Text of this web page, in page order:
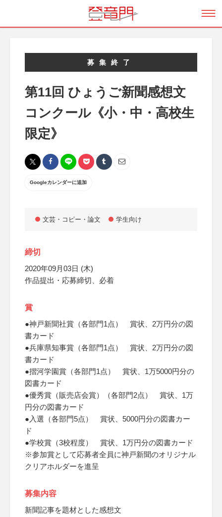
募集終了
第11回 ひょうご新聞感想文
コンクール《小・中・高校生
限定》
Googleカレンダーに追加
文芸・コピー・論文 学生向け
締切
2020年09月03日 (木)
作品提出・応募締切、必着
賞
●神戸新聞社賞（各部門1点） 賞状、2万円分の図
書カード
●兵庫県知事賞（各部門1点） 賞状、2万円分の図
書カード
●摺河学園賞（各部門1点） 賞状、1万5000円分の
図書カード
●優秀賞（販売店会賞）（各部門2点） 賞状、1万
円分の図書カード
●入選（各部門5点） 賞状、5000円分の図書カー
ド
●学校賞（3校程度） 賞状、1万円分の図書カード
※参加賞として応募者全員に神戸新聞のオリジナル
クリアホルダーを進呈
募集内容
新聞記事を題材とした感想文